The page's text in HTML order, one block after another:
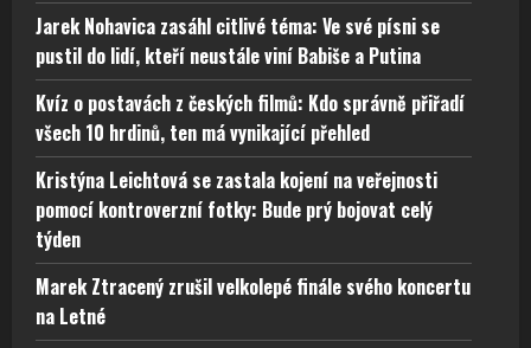
Jarek Nohavica zasáhl citlivé téma: Ve své písni se
pustil do lidí, kteří neustále viní Babiše a Putina
Kvíz o postavách z českých filmů: Kdo správně přiřadí
všech 10 hrdinů, ten má vynikající přehled
Kristýna Leichtová se zastala kojení na veřejnosti
pomocí kontroverzní fotky: Bude prý bojovat celý
týden
Marek Ztracený zrušil velkolepé finále svého koncertu
na Letné